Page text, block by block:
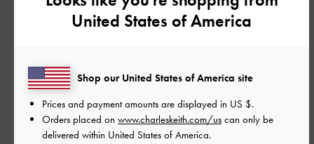
ご利用者様
靴擦れしなくて歩きやすいです
2025-10-19
United States of America
Shop our United States of America site
Prices and payment amounts are displayed in US $.
Orders placed on www.charleskeith.com/us can only be
delivered within United States of America.